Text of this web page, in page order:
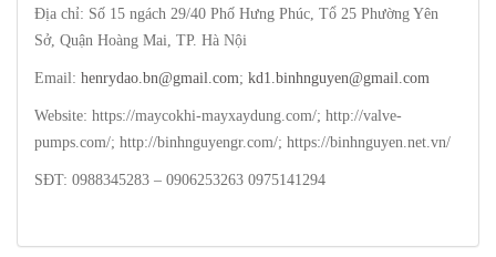
Địa chỉ: Số 15 ngách 29/40 Phố Hưng Phúc, Tổ 25 Phường Yên
Sở, Quận Hoàng Mai, TP. Hà Nội
Email: henrydao.bn@gmail.com; kd1.binhnguyen@gmail.com
Website: https://maycokhi-mayxaydung.com/; http://valve-
pumps.com/; http://binhnguyengr.com/; https://binhnguyen.net.vn/
SĐT: 0988345283 – 0906253263 0975141294